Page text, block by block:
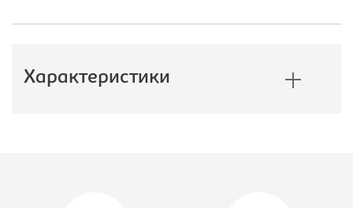
Характеристики